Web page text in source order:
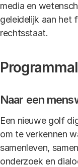
media en
geleidelijk aan het
rechtsstaat.
Naar een
Een nieuwe golf
om te verkennen
samenleven,
onderzoek en